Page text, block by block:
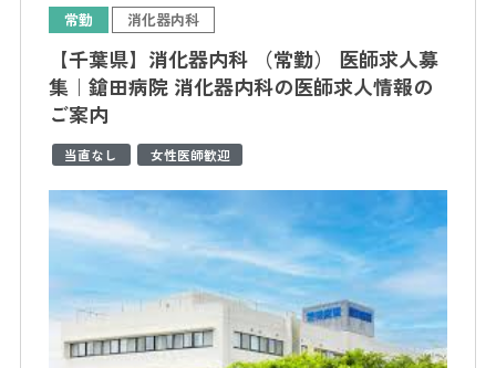
常勤 消化器内科
【千葉県】消化器内科 （常勤） 医師求人募
集｜鎗田病院 消化器内科の医師求人情報の
ご案内
当直なし 女性医師歓迎